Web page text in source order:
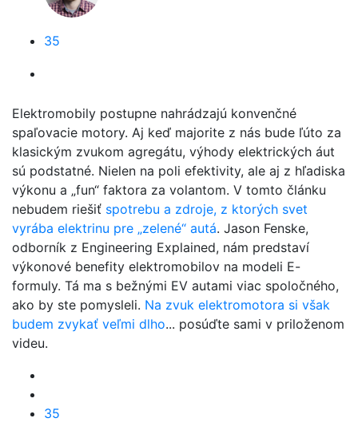
35
Elektromobily postupne nahrádzajú konvenčné
spaľovacie motory. Aj keď majorite z nás bude ľúto za
klasickým zvukom agregátu, výhody elektrických áut
sú podstatné. Nielen na poli efektivity, ale aj z hľadiska
výkonu a „fun“ faktora za volantom. V tomto článku
nebudem riešiť spotrebu a zdroje, z ktorých svet
vyrába elektrinu pre „zelené“ autá. Jason Fenske,
odborník z Engineering Explained, nám predstaví
výkonové benefity elektromobilov na modeli E-
formuly. Tá ma s bežnými EV autami viac spoločného,
ako by ste pomysleli. Na zvuk elektromotora si však
budem zvykať veľmi dlho... posúďte sami v priloženom
videu.
35